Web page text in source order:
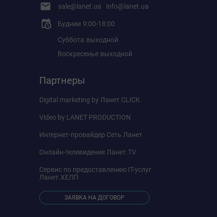
Статический IP
PPPoE
Поддержка IPTV
Прокси IGMP
Мост
Отметьте VLAN
Габариты ВхШхГ
114 × 110 × 110 мм
CE, FCC, IC, RoHS, JPA, JRF, VCCI
sale@lanet.ua info@lanet.ua
Буднии 9:00-18:00
Суббота выходной
Воскресенье выходной
Партнеры
Digital marketing by Ланет CLICK
Video by LANET PRODUCTION
Интернет-провайдер Сеть Ланет
Онлайн-телевидение Ланет.TV
Сервис по предоставлению IT-услуг
Ланет.ХЕЛП
ЗАЯВКА НА ДОГОВОР